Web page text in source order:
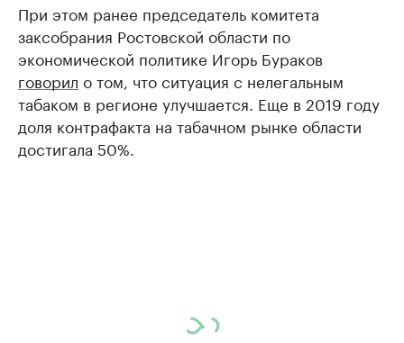
При этом ранее председатель комитета
заксобрания Ростовской области по
экономической политике Игорь Бураков
говорил о том, что ситуация с нелегальным
табаком в регионе улучшается. Еще в 2019 году
доля контрафакта на табачном рынке области
достигала 50%.